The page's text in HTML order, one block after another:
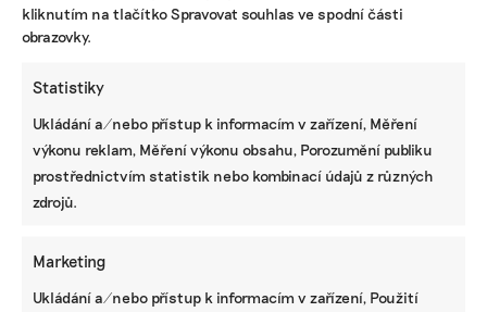
kliknutím na tlačítko Spravovat souhlas ve spodní části
obrazovky.
Statistiky
Ukládání a/nebo přístup k informacím v zařízení, Měření
výkonu reklam, Měření výkonu obsahu, Porozumění publiku
prostřednictvím statistik nebo kombinací údajů z různých
zdrojů.
Marketing
Ukládání a/nebo přístup k informacím v zařízení, Použití
reportem aneb Jak umělá inteligence pomáhá
ČEZ